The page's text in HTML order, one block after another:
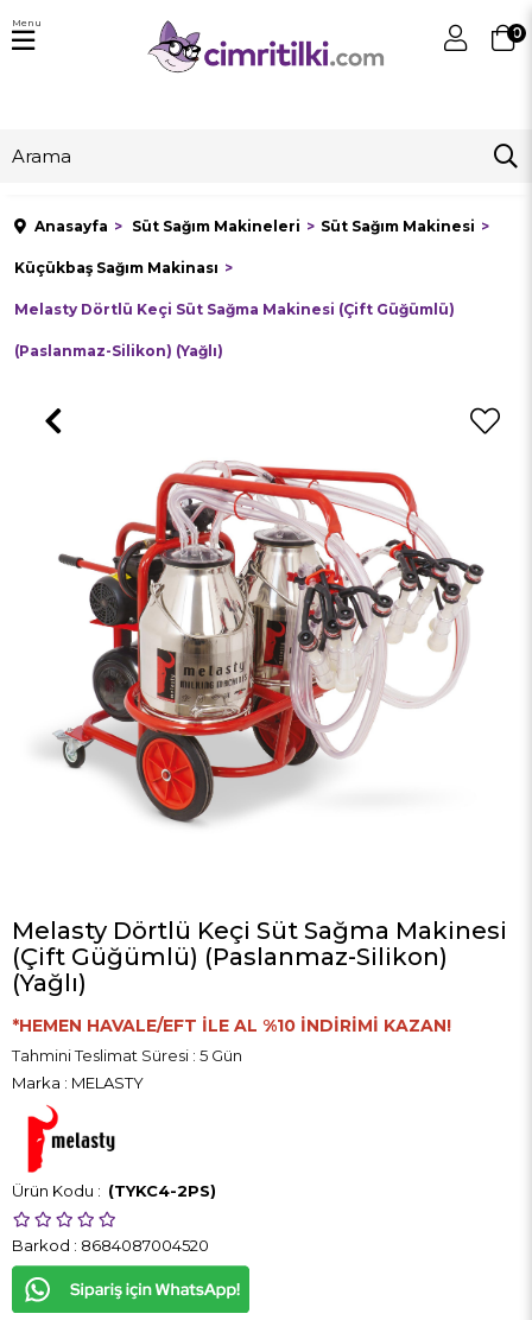
0
Menu
Anasayfa Süt Sağım Makineleri Süt Sağım Makinesi
Küçükbaş Sağım Makinası
Melasty Dörtlü Keçi Süt Sağma Makinesi (Çift Güğümlü)
(Paslanmaz-Silikon) (Yağlı)
Melasty Dörtlü Keçi Süt Sağma Makinesi
(Çift Güğümlü) (Paslanmaz-Silikon)
(Yağlı)
*HEMEN HAVALE/EFT İLE AL %10 İNDİRİMİ KAZAN!
Tahmini Teslimat Süresi : 5 Gün
Marka : MELASTY
(TYKC4-2PS)
Barkod : 8684087004520